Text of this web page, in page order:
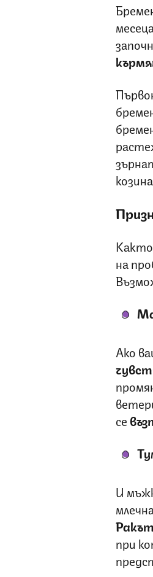
на
Ако
се
И
при